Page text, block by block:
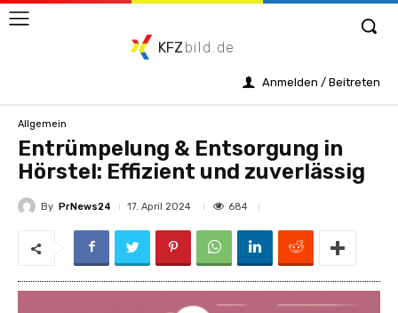
KFZ bild.de
Anmelden / Beitreten
Allgemein
Entrümpelung & Entsorgung in
Hörstel: Effizient und zuverlässig
By PrNews24 17. April 2024 684